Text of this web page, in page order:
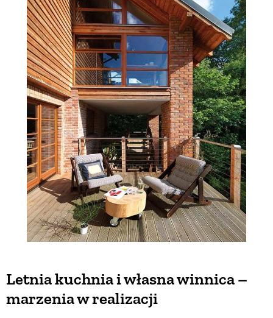
Letnia kuchnia i własna winnica –
marzenia w realizacji